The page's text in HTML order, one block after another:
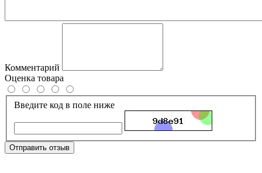
Комментарий
Оценка товара
Введите код в поле ниже
Отправить отзыв